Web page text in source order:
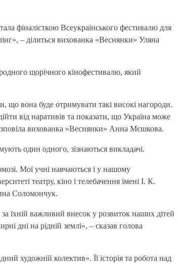
фіналісткою Всеукраїнського фестивалю для
– ділиться вихованка «Веснянки» Уляна
щорічного кінофестивалю, який
що вона буде отримувати такі високі нагороди.
від наративів та показати, що Україна може
вихованка «Веснянки» Анна Мєшкова.
один одного, зізнаються викладачі.
Мої учні навчаються і у нашому
театру, кіно і телебачення імені І. К.
Соломончук.
їхній важливий внесок у розвиток наших дітей
дні на рідній землі», – сказав голова
художній колектив». Її історія та робота над